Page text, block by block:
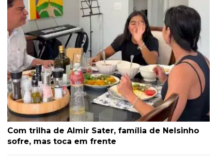
Com trilha de Almir Sater, família de Nelsinho
sofre, mas toca em frente